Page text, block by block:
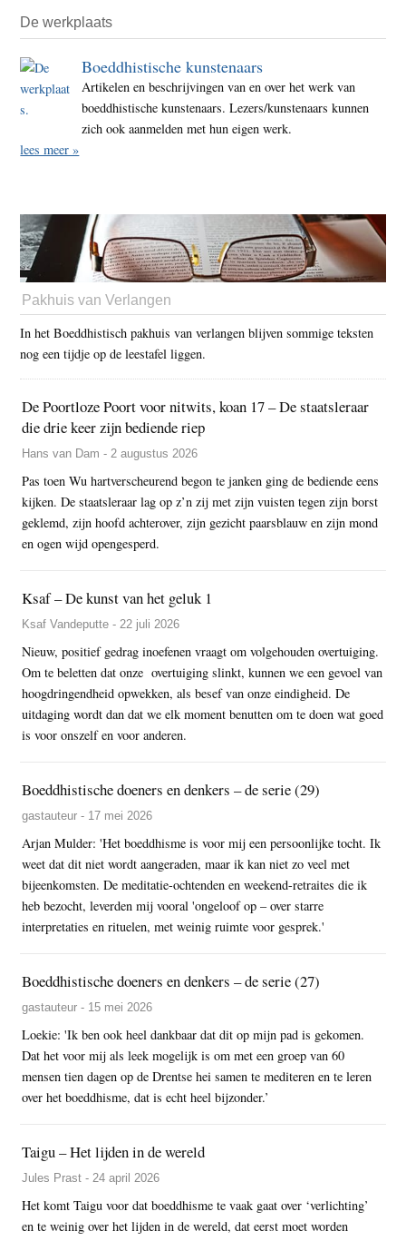
De werkplaats
Boeddhistische kunstenaars
Artikelen en beschrijvingen van en over het werk van
boeddhistische kunstenaars. Lezers/kunstenaars kunnen
zich ook aanmelden met hun eigen werk.
lees meer »
Pakhuis van Verlangen
In het Boeddhistisch pakhuis van verlangen blijven sommige teksten
nog een tijdje op de leestafel liggen.
De Poortloze Poort voor nitwits, koan 17 – De staatsleraar
die drie keer zijn bediende riep
Hans van Dam - 2 augustus 2026
Pas toen Wu hartverscheurend begon te janken ging de bediende eens
kijken. De staatsleraar lag op z’n zij met zijn vuisten tegen zijn borst
geklemd, zijn hoofd achterover, zijn gezicht paarsblauw en zijn mond
en ogen wijd opengesperd.
Ksaf – De kunst van het geluk 1
Ksaf Vandeputte - 22 juli 2026
Nieuw, positief gedrag inoefenen vraagt om volgehouden overtuiging.
Om te beletten dat onze overtuiging slinkt, kunnen we een gevoel van
hoogdringendheid opwekken, als besef van onze eindigheid. De
uitdaging wordt dan dat we elk moment benutten om te doen wat goed
is voor onszelf en voor anderen.
Boeddhistische doeners en denkers – de serie (29)
gastauteur - 17 mei 2026
Arjan Mulder: 'Het boeddhisme is voor mij een persoonlijke tocht. Ik
weet dat dit niet wordt aangeraden, maar ik kan niet zo veel met
bijeenkomsten. De meditatie-ochtenden en weekend-retraites die ik
heb bezocht, leverden mij vooral 'ongeloof op – over starre
interpretaties en rituelen, met weinig ruimte voor gesprek.'
Boeddhistische doeners en denkers – de serie (27)
gastauteur - 15 mei 2026
Loekie: 'Ik ben ook heel dankbaar dat dit op mijn pad is gekomen.
Dat het voor mij als leek mogelijk is om met een groep van 60
mensen tien dagen op de Drentse hei samen te mediteren en te leren
over het boeddhisme, dat is echt heel bijzonder.’
Taigu – Het lijden in de wereld
Jules Prast - 24 april 2026
Het komt Taigu voor dat boeddhisme te vaak gaat over ‘verlichting’
en te weinig over het lijden in de wereld, dat eerst moet worden